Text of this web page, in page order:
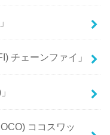
チェーンファイ」
ココスワッ